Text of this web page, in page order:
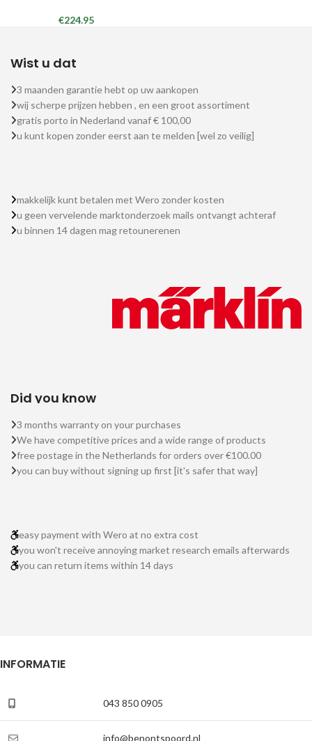
€224.95
Wist u dat
3 maanden garantie hebt op uw aankopen
wij scherpe prijzen hebben , en een groot assortiment
gratis porto in Nederland vanaf € 100,00
u kunt kopen zonder eerst aan te melden [wel zo veilig]
makkelijk kunt betalen met Wero zonder kosten
u geen vervelende marktonderzoek mails ontvangt achteraf
u binnen 14 dagen mag retounerenen
Did you know
3 months warranty on your purchases
We have competitive prices and a wide range of products
free postage in the Netherlands for orders over €100.00
you can buy without signing up first [it's safer that way]
easy payment with Wero at no extra cost
you won't receive annoying market research emails afterwards
you can return items within 14 days
INFORMATIE
043 850 0905
info@benontspoord.nl